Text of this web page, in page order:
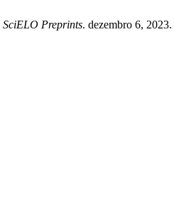
SciELO Preprints. dezembro 6, 2023.